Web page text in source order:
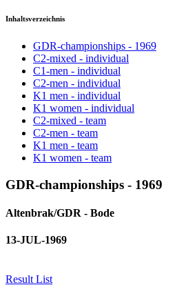
Inhaltsverzeichnis
GDR-championships - 1969
C2-mixed - individual
C1-men - individual
C2-men - individual
K1 men - individual
K1 women - individual
C2-mixed - team
C2-men - team
K1 men - team
K1 women - team
GDR-championships - 1969
Altenbrak/GDR - Bode
13-JUL-1969
Result List